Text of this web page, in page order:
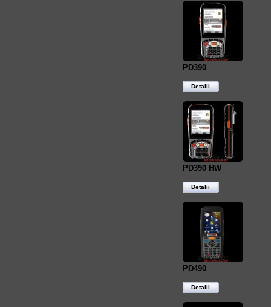
PD390
Detalii
PD390 HW
Detalii
PD490
Detalii